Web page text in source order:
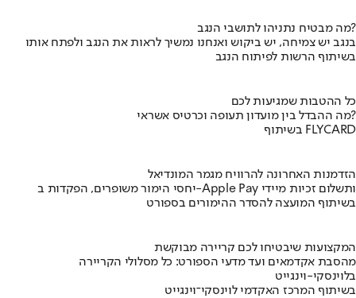
מה מבטיח נתניהו לתושבי הנגב?
בנגב יש צמיחה, יש ביקוש ואנחנו נמשיך לראות את הנגב ולפתח אותו
בשיתוף הרשות לפיתוח הנגב
כל ההטבות שמגיעות לכם
מה ההבדל בין מועדון תעופה וכרטיס אשראי?
בשיתוף FLYCARD
הזדמנות האחרונה להרוויח מגמר המונדיאל
יחסי הימור משופרים, הפקדות ב-Apple Pay ותשלום זכיות מיידי
בשיתוף המועצה להסדר ההימורים בספורט
המקצועות שיבטיחו לכם קריירה מבוקשת
מהסבת אקדמאים ועד מדעי הספורט: כל מסלולי הקריירה
בלוינסקי-וינגייט
בשיתוף המרכז האקדמי לוינסקי־וינגייט